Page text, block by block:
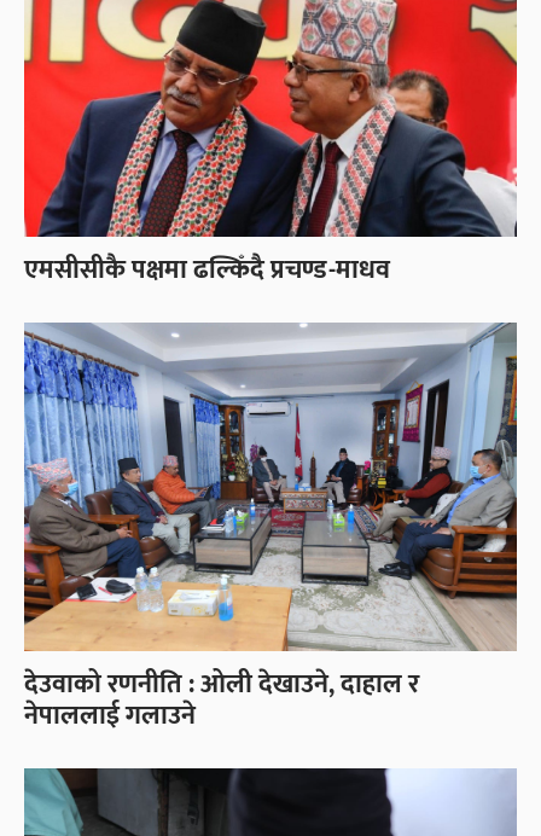
एमसीसीकै पक्षमा ढल्किँदै प्रचण्ड-माधव
देउवाको रणनीति : ओली देखाउने, दाहाल र
नेपाललाई गलाउने